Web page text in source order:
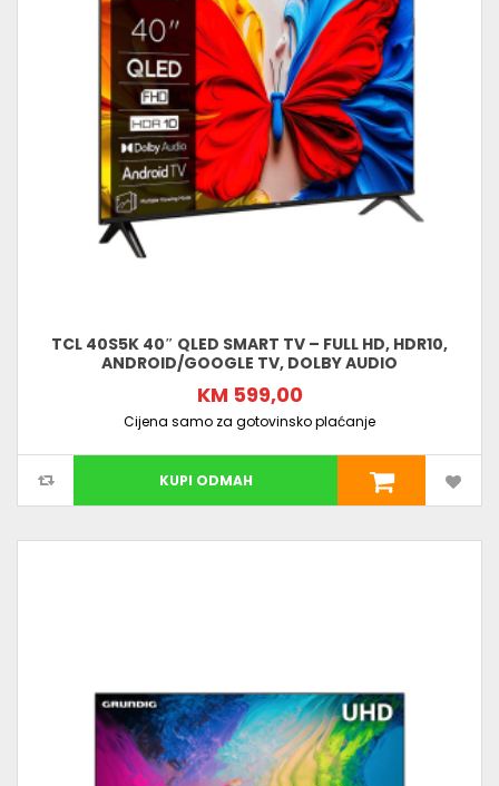
TCL 40S5K 40″ QLED SMART TV – FULL HD, HDR10,
ANDROID/GOOGLE TV, DOLBY AUDIO
KM 599,00
Cijena samo za gotovinsko plaćanje
KUPI ODMAH